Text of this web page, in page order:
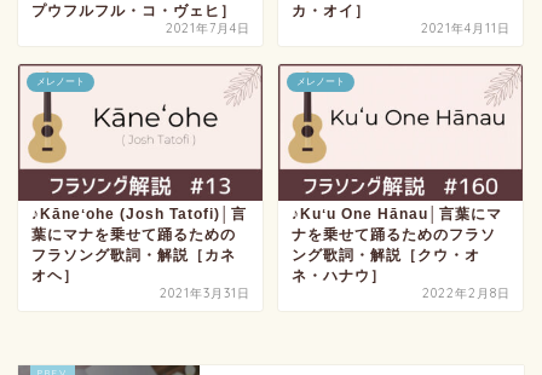
プウフルフル・コ・ヴェヒ］
2021年7月4日
カ・オイ］
2021年4月11日
メレノート
♪Kāneʻohe (Josh Tatofi)│言
葉にマナを乗せて踊るための
フラソング歌詞・解説［カネ
オヘ］
2021年3月31日
メレノート
♪Kuʻu One Hānau│言葉にマ
ナを乗せて踊るためのフラソ
ング歌詞・解説［クウ・オ
ネ・ハナウ］
2022年2月8日